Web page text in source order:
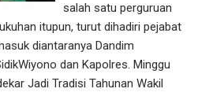
salah satu perguruan
itupun, turut dihadiri pejabat
diantaranya Dandim
dan Kapolres. Minggu
Jadi Tradisi Tahunan Wakil